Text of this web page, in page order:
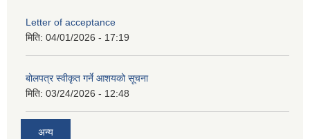
Letter of acceptance
मिति: 04/01/2026 - 17:19
बोलपत्र स्वीकृत गर्ने आशयको सूचना
मिति: 03/24/2026 - 12:48
अन्य